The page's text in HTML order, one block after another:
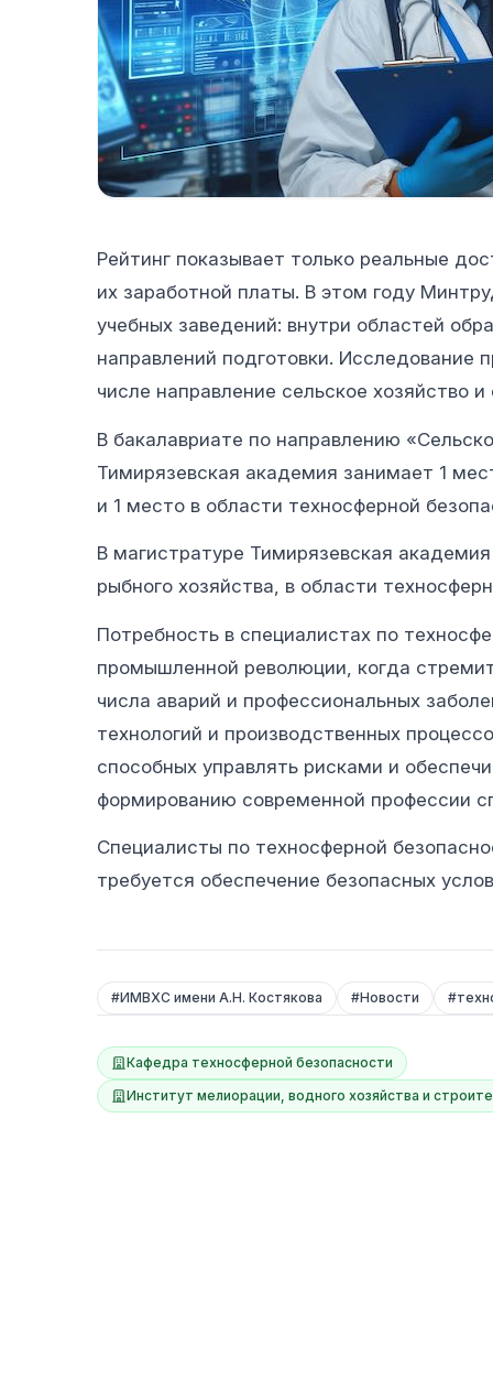
Рейтинг показывает только реальные
их заработной платы. В этом году
учебных заведений: внутри областей
направлений подготовки. Исследование
числе направление сельское хозяйство
В бакалавриате по направлению
Тимирязевская академия занимает 1
и 1 место в области техносферной
В магистратуре Тимирязевская
рыбного хозяйства, в области
Потребность в специалистах по
промышленной революции, когда
числа аварий и профессиональных
технологий и производственных
способных управлять рисками и
формированию современной профессии
Специалисты по техносферной
требуется обеспечение безопасных
#ИМВХС имени А.Н. Костякова #Новости #
Кафедра техносферной безопасности
Институт мелиорации, водного хозяйства и